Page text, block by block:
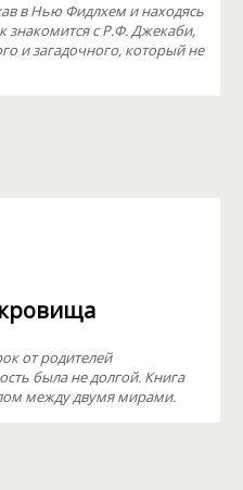
в Нью Фидлхем и находясь
знакомится с Р.Ф. Джекаби,
и загадочного, который не
от родителей
была не долгой. Книга
между двумя мирами.